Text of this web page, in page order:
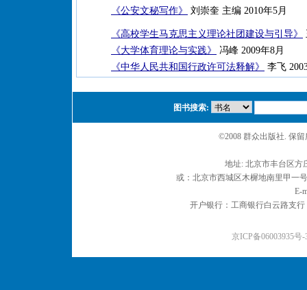
《公安文秘写作》
刘崇奎 主编 2010年5月
《高校学生马克思主义理论社团建设与引导》
《大学体育理论与实践》
冯峰 2009年8月
《中华人民共和国行政许可法释解》
李飞
图书搜索:
©2008 群众出版社. 保
地址: 北京市丰台区
或：北京市西城区木樨地南里甲一
E-
开户银行：工商银行白云路支
京ICP备06003935号-